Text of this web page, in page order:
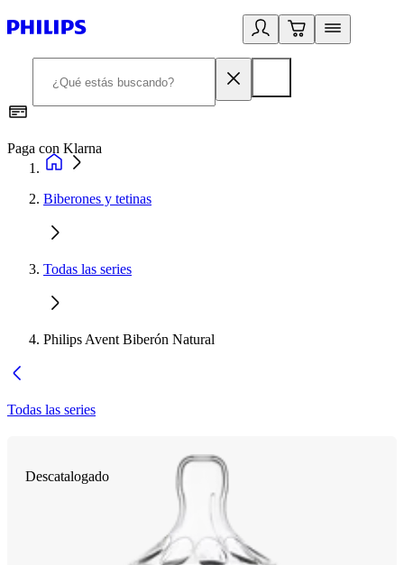
Paga con Klarna
Biberones y tetinas
Todas las series
Philips Avent Biberón Natural
Todas las series
Descatalogado